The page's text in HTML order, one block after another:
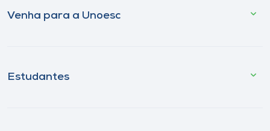
Venha para a Unoesc
Estudantes